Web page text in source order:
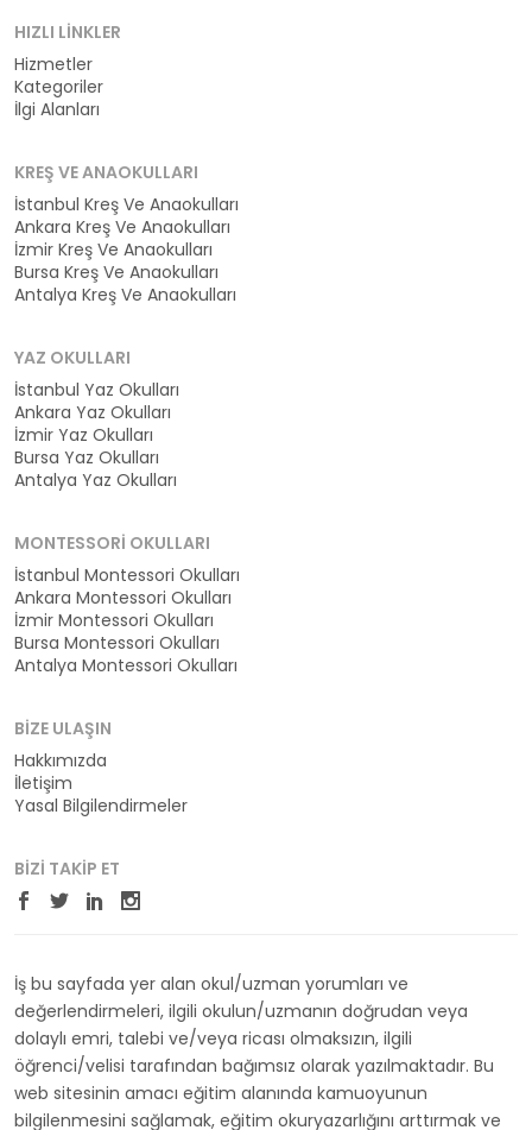
HIZLI LINKLER
Hizmetler
Kategoriler
İlgi Alanları
KREŞ VE ANAOKULLARI
İstanbul Kreş Ve Anaokulları
Ankara Kreş Ve Anaokulları
İzmir Kreş Ve Anaokulları
Bursa Kreş Ve Anaokulları
Antalya Kreş Ve Anaokulları
YAZ OKULLARI
İstanbul Yaz Okulları
Ankara Yaz Okulları
İzmir Yaz Okulları
Bursa Yaz Okulları
Antalya Yaz Okulları
MONTESSORI OKULLARI
İstanbul Montessori Okulları
Ankara Montessori Okulları
İzmir Montessori Okulları
Bursa Montessori Okulları
Antalya Montessori Okulları
BIZE ULAŞIN
Hakkımızda
İletişim
Yasal Bilgilendirmeler
BIZI TAKIP ET
İş bu sayfada yer alan okul/uzman yorumları ve
değerlendirmeleri, ilgili okulun/uzmanın doğrudan veya
dolaylı emri, talebi ve/veya ricası olmaksızın, ilgili
öğrenci/velisi tarafından bağımsız olarak yazılmaktadır. Bu
web sitesinin amacı eğitim alanında kamuoyunun
bilgilenmesini sağlamak, eğitim okuryazarlığını arttırmak ve